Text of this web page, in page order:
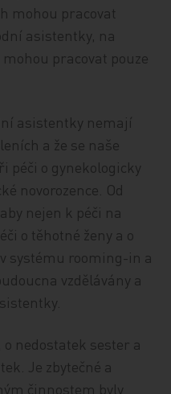
mohou pracovat
asistentky, na
pracovat pouze
asistentky nemají
a že se naše
péči o gynekologicky
novorozence. Od
nejen k péči na
o těhotné ženy a o
systému rooming-in a
vzdělávány a
nedostatek sester a
Je zbytečné a
činnostem byly